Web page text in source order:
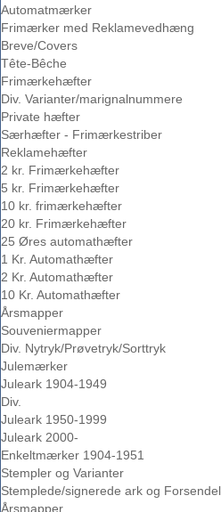
Automatmærker
Frimærker med Reklamevedhæng
Breve/Covers
Tête-Bêche
Frimærkehæfter
Div. Varianter/marignalnummere
Private hæfter
Særhæfter - Frimærkestriber
Reklamehæfter
2 kr. Frimærkehæfter
5 kr. Frimærkehæfter
10 kr. frimærkehæfter
20 kr. Frimærkehæfter
25 Øres automathæfter
1 Kr. Automathæfter
2 Kr. Automathæfter
10 Kr. Automathæfter
Årsmapper
Souveniermapper
Div. Nytryk/Prøvetryk/Sorttryk
Julemærker
Juleark 1904-1949
Div.
Juleark 1950-1999
Juleark 2000-
Enkeltmærker 1904-1951
Stempler og Varianter
Stemplede/signerede ark og
Årsmapper